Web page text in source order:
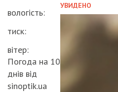
УВИДЕНО
вологість:
тиск:
вітер:
Погода на 10
днів від
sinoptik.ua